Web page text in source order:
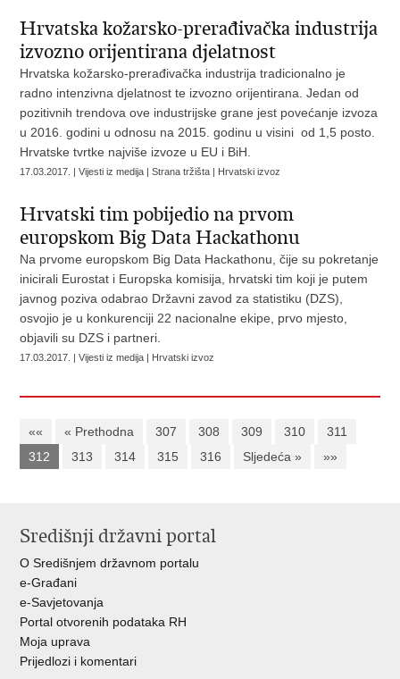
Hrvatska kožarsko-prerađivačka industrija
izvozno orijentirana djelatnost
Hrvatska kožarsko-prerađivačka industrija tradicionalno je
radno intenzivna djelatnost te izvozno orijentirana. Jedan od
pozitivnih trendova ove industrijske grane jest povećanje izvoza
u 2016. godini u odnosu na 2015. godinu u visini od 1,5 posto.
Hrvatske tvrtke najviše izvoze u EU i BiH.
17.03.2017. | Vijesti iz medija | Strana tržišta | Hrvatski izvoz
Hrvatski tim pobijedio na prvom
europskom Big Data Hackathonu
Na prvome europskom Big Data Hackathonu, čije su pokretanje
inicirali Eurostat i Europska komisija, hrvatski tim koji je putem
javnog poziva odabrao Državni zavod za statistiku (DZS),
osvojio je u konkurenciji 22 nacionalne ekipe, prvo mjesto,
objavili su DZS i partneri.
17.03.2017. | Vijesti iz medija | Hrvatski izvoz
«« « Prethodna 307 308 309 310
311
312
313 314 315 316 Sljedeća » »»
Središnji državni portal
O Središnjem državnom portalu
e-Građani
e-Savjetovanja
Portal otvorenih podataka RH
Moja uprava
Prijedlozi i komentari